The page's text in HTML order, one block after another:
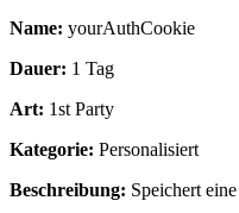
Name: yourAuthCookie
Dauer: 1 Tag
Art: 1st Party
Kategorie: Personalisiert
Beschreibung: Speichert